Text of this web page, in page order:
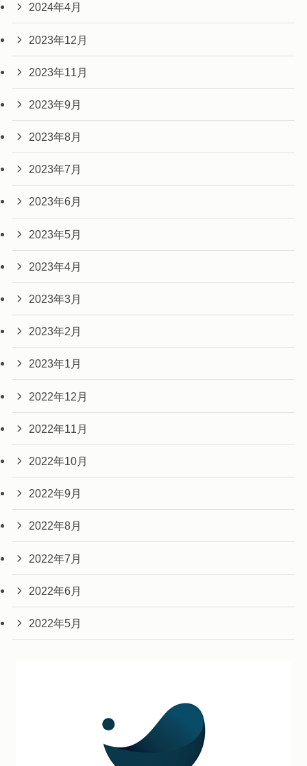
2024年4月
2023年12月
2023年11月
2023年9月
2023年8月
2023年7月
2023年6月
2023年5月
2023年4月
2023年3月
2023年2月
2023年1月
2022年12月
2022年11月
2022年10月
2022年9月
2022年8月
2022年7月
2022年6月
2022年5月